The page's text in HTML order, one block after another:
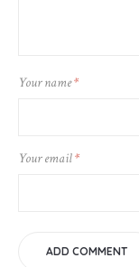
Your name*
Your email*